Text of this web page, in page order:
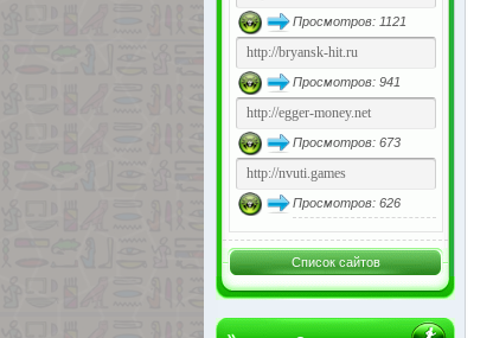
Просмотров: 1121
Просмотров: 941
Просмотров: 673
Просмотров: 626
Список сайтов